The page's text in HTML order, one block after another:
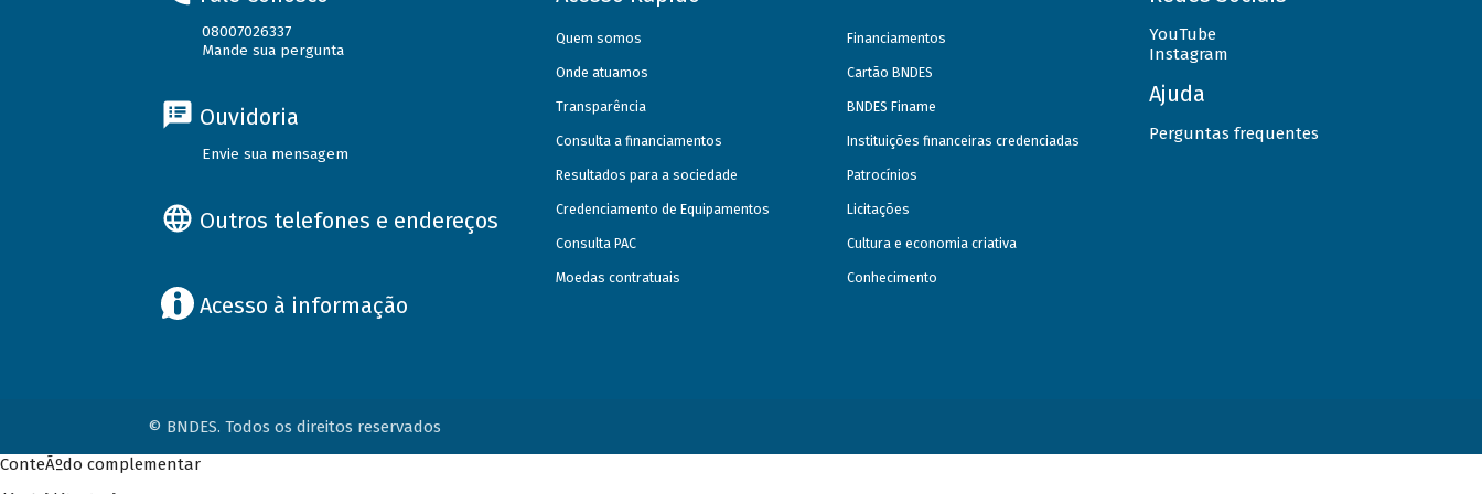
08007026337
Mande sua pergunta
Ouvidoria
Envie sua mensagem
Outros telefones e endereços
Acesso à informação
Quem somos
Onde atuamos
Transparência
Consulta a financiamentos
Resultados para a sociedade
Credenciamento de Equipamentos
Consulta PAC
Moedas contratuais
Financiamentos
Cartão BNDES
BNDES Finame
Instituições financeiras credenciadas
Patrocínios
Licitações
Cultura e economia criativa
Conhecimento
YouTube
Instagram
Ajuda
Perguntas frequentes
© BNDES. Todos os direitos reservados
ConteÃºdo complementar